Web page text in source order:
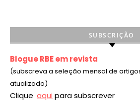
SUBSCRIÇÃO
Blogue RBE em revista
(subscreva a seleção mensal de
atualizado)
Clique aqui para subscrever